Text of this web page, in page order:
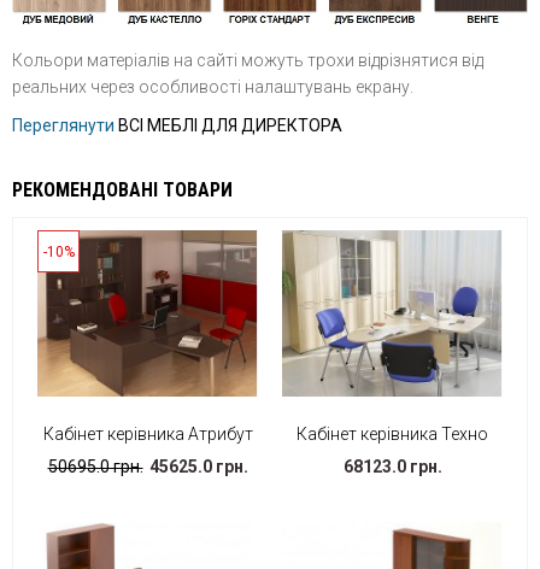
Кольори матеріалів на сайті можуть трохи відрізнятися від
реальних через особливості налаштувань екрану.
Переглянути ВСІ МЕБЛІ ДЛЯ ДИРЕКТОРА
РЕКОМЕНДОВАНІ ТОВАРИ
-10%
Кабінет керівника Атрибут
50695.0 грн. 45625.0 грн.
Кабінет керівника Техно
68123.0 грн.